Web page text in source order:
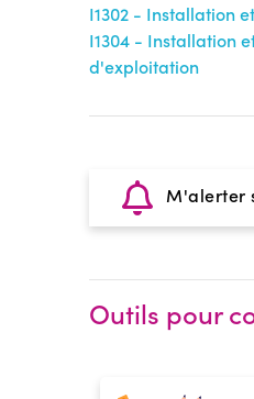
I1302 - Installation
I1304 - Installation
d'exploitation
M'alerter
Outils pour